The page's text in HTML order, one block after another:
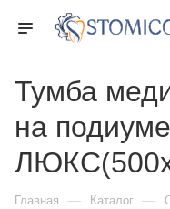
Тумба
на подиуме
Главная — Каталог —